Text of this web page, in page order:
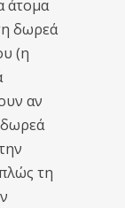
άτομα
δωρεά
(η
αν
δωρεά
τη